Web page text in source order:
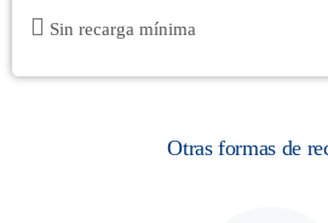
Sin recarga mínima
Otras formas de